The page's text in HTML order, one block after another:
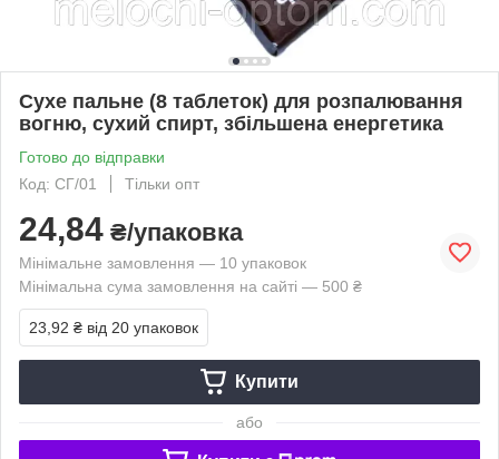
Сухе пальне (8 таблеток) для розпалювання
вогню, сухий спирт, збільшена енергетика
Готово до відправки
Код: СГ/01
Тільки опт
24,84 ₴/упаковка
Мінімальне замовлення — 10 упаковок
Мінімальна сума замовлення на сайті — 500 ₴
23,92 ₴ від 20 упаковок
Купити
або